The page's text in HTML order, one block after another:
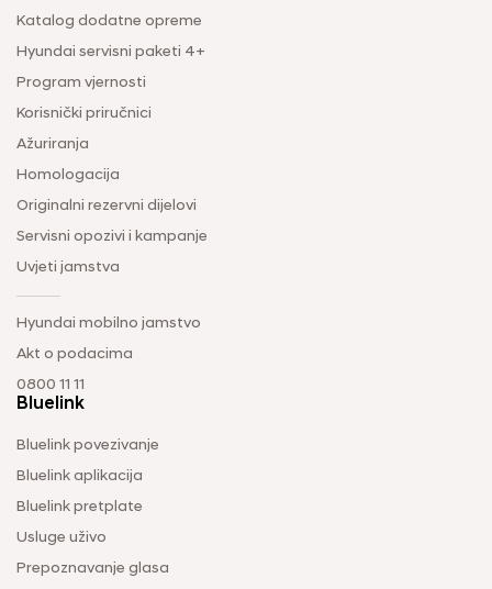
Katalog dodatne opreme
Hyundai servisni paketi 4+
Program vjernosti
Korisnički priručnici
Ažuriranja
Homologacija
Originalni rezervni dijelovi
Servisni opozivi i kampanje
Uvjeti jamstva
Hyundai mobilno jamstvo
Akt o podacima
0800 11 11
Bluelink
Bluelink povezivanje
Bluelink aplikacija
Bluelink pretplate
Usluge uživo
Prepoznavanje glasa